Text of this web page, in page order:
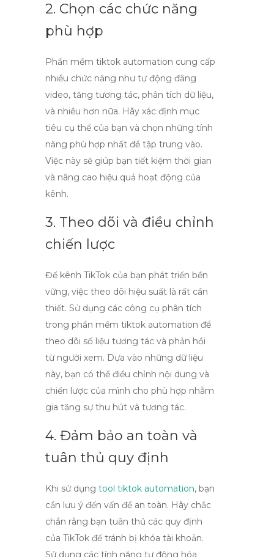
2. Chọn các chức năng
phù hợp
Phần mềm tiktok automation cung cấp
nhiều chức năng như tự động đăng
video, tăng tương tác, phân tích dữ liệu,
và nhiều hơn nữa. Hãy xác định mục
tiêu cụ thể của bạn và chọn những tính
năng phù hợp nhất để tập trung vào.
Việc này sẽ giúp bạn tiết kiệm thời gian
và nâng cao hiệu quả hoạt động của
kênh.
3. Theo dõi và điều chỉnh
chiến lược
Để kênh TikTok của bạn phát triển bền
vững, việc theo dõi hiệu suất là rất cần
thiết. Sử dụng các công cụ phân tích
trong phần mềm tiktok automation để
theo dõi số liệu tương tác và phản hồi
từ người xem. Dựa vào những dữ liệu
này, bạn có thể điều chỉnh nội dung và
chiến lược của mình cho phù hợp nhằm
gia tăng sự thu hút và tương tác.
4. Đảm bảo an toàn và
tuân thủ quy định
Khi sử dụng tool tiktok automation, bạn
cần lưu ý đến vấn đề an toàn. Hãy chắc
chắn rằng bạn tuân thủ các quy định
của TikTok để tránh bị khóa tài khoản.
Sử dụng các tính năng tự động hóa